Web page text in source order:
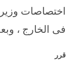
اختصاصات
فى الخارج ،
قرر